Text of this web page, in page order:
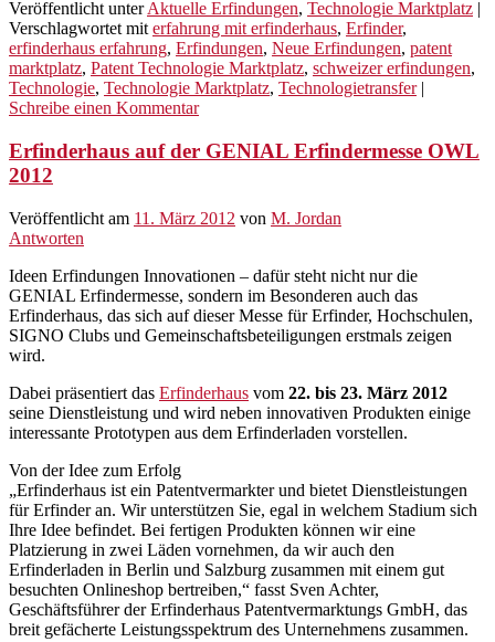
Veröffentlicht unter Aktuelle Erfindungen, Technologie Marktplatz |
Verschlagwortet mit erfahrung mit erfinderhaus, Erfinder,
erfinderhaus erfahrung, Erfindungen, Neue Erfindungen, patent
marktplatz, Patent Technologie Marktplatz, schweizer erfindungen,
Technologie, Technologie Marktplatz, Technologietransfer |
Schreibe einen Kommentar
Erfinderhaus auf der GENIAL Erfindermesse OWL
2012
Veröffentlicht am 11. März 2012 von M. Jordan
Antworten
Ideen Erfindungen Innovationen – dafür steht nicht nur die
GENIAL Erfindermesse, sondern im Besonderen auch das
Erfinderhaus, das sich auf dieser Messe für Erfinder, Hochschulen,
SIGNO Clubs und Gemeinschaftsbeteiligungen erstmals zeigen
wird.
Dabei präsentiert das Erfinderhaus vom 22. bis 23. März 2012
seine Dienstleistung und wird neben innovativen Produkten einige
interessante Prototypen aus dem Erfinderladen vorstellen.
Von der Idee zum Erfolg
„Erfinderhaus ist ein Patentvermarkter und bietet Dienstleistungen
für Erfinder an. Wir unterstützen Sie, egal in welchem Stadium sich
Ihre Idee befindet. Bei fertigen Produkten können wir eine
Platzierung in zwei Läden vornehmen, da wir auch den
Erfinderladen in Berlin und Salzburg zusammen mit einem gut
besuchten Onlineshop bertreiben,“ fasst Sven Achter,
Geschäftsführer der Erfinderhaus Patentvermarktungs GmbH, das
breit gefächerte Leistungsspektrum des Unternehmens zusammen.